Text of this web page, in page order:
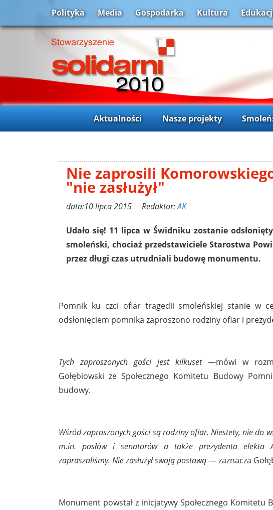
Polityka Media Gospodarka Kultura
Aktualności Nasze projekty
Nie zaprosili
"nie zasłużył"
data:10 lipca 2015 Redaktor:AK
Udało się! 11 lipca w Świdniku zostanie
smoleński, chociaż przedstawiciele Starostwa
przez długi czas utrudniali budowę monumentu.
Pomnik ku czci ofiar tragedii smoleńskiej stanie w
odsłonięciem pomnika zaproszono rodziny ofiar i
Tych zaproszonych gości jest kilkuset —mówi w
Gołębiowski ze Społecznego Komitetu Budowy
budowy.
Wśród zaproszonych gości są rodziny ofiar. Niestety, nie do
m.in. posłów i senatorów a także prezydenta elekta
zapraszaliśmy. Nie zasłużył swoją postawą— zaznacza
Monument powstał z inicjatywy Społecznego Komitetu